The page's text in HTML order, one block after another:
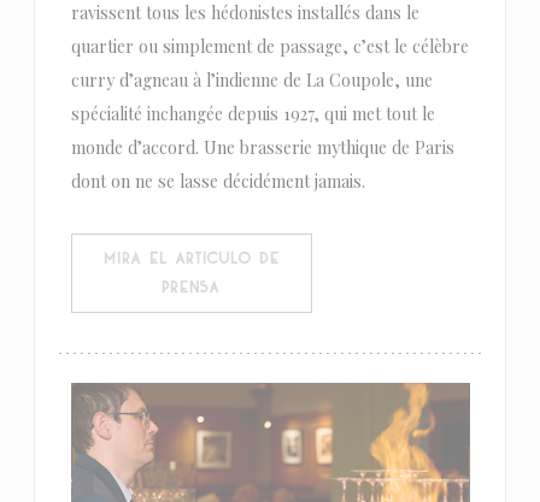
ravissent tous les hédonistes installés dans le
quartier ou simplement de passage, c’est le célèbre
curry d’agneau à l’indienne de La Coupole, une
spécialité inchangée depuis 1927, qui met tout le
monde d’accord. Une brasserie mythique de Paris
dont on ne se lasse décidément jamais.
MIRA EL ARTICULO DE
PRENSA